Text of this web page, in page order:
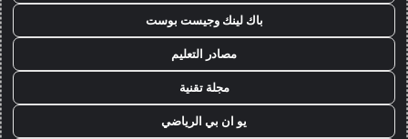
باك لينك وجيست بوست
مصادر التعليم
مجلة تقنية
يو ان بي الرياضي